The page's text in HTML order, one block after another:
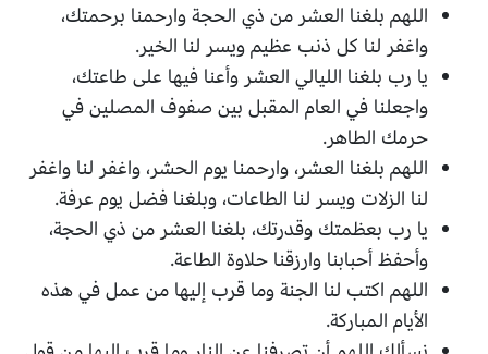
اللهم بلغنا العشر من ذي الحجة وارحمنا برحمتك،
واغفر لنا كل ذنب عظيم ويسر لنا الخير.
يا رب بلغنا الليالي العشر وأعنا فيها على طاعتك،
واجعلنا في العام المقبل بين صفوف المصلين في
حرمك الطاهر.
اللهم بلغنا العشر، وارحمنا يوم الحشر، واغفر لنا واغفر
لنا الزلات ويسر لنا الطاعات، وبلغنا فضل يوم عرفة.
يا رب بعظمتك وقدرتك، بلغنا العشر من ذي الحجة،
وأحفظ أحبابنا وارزقنا حلاوة الطاعة.
اللهم اكتب لنا الجنة وما قرب إليها من عمل في هذه
الأيام المباركة.